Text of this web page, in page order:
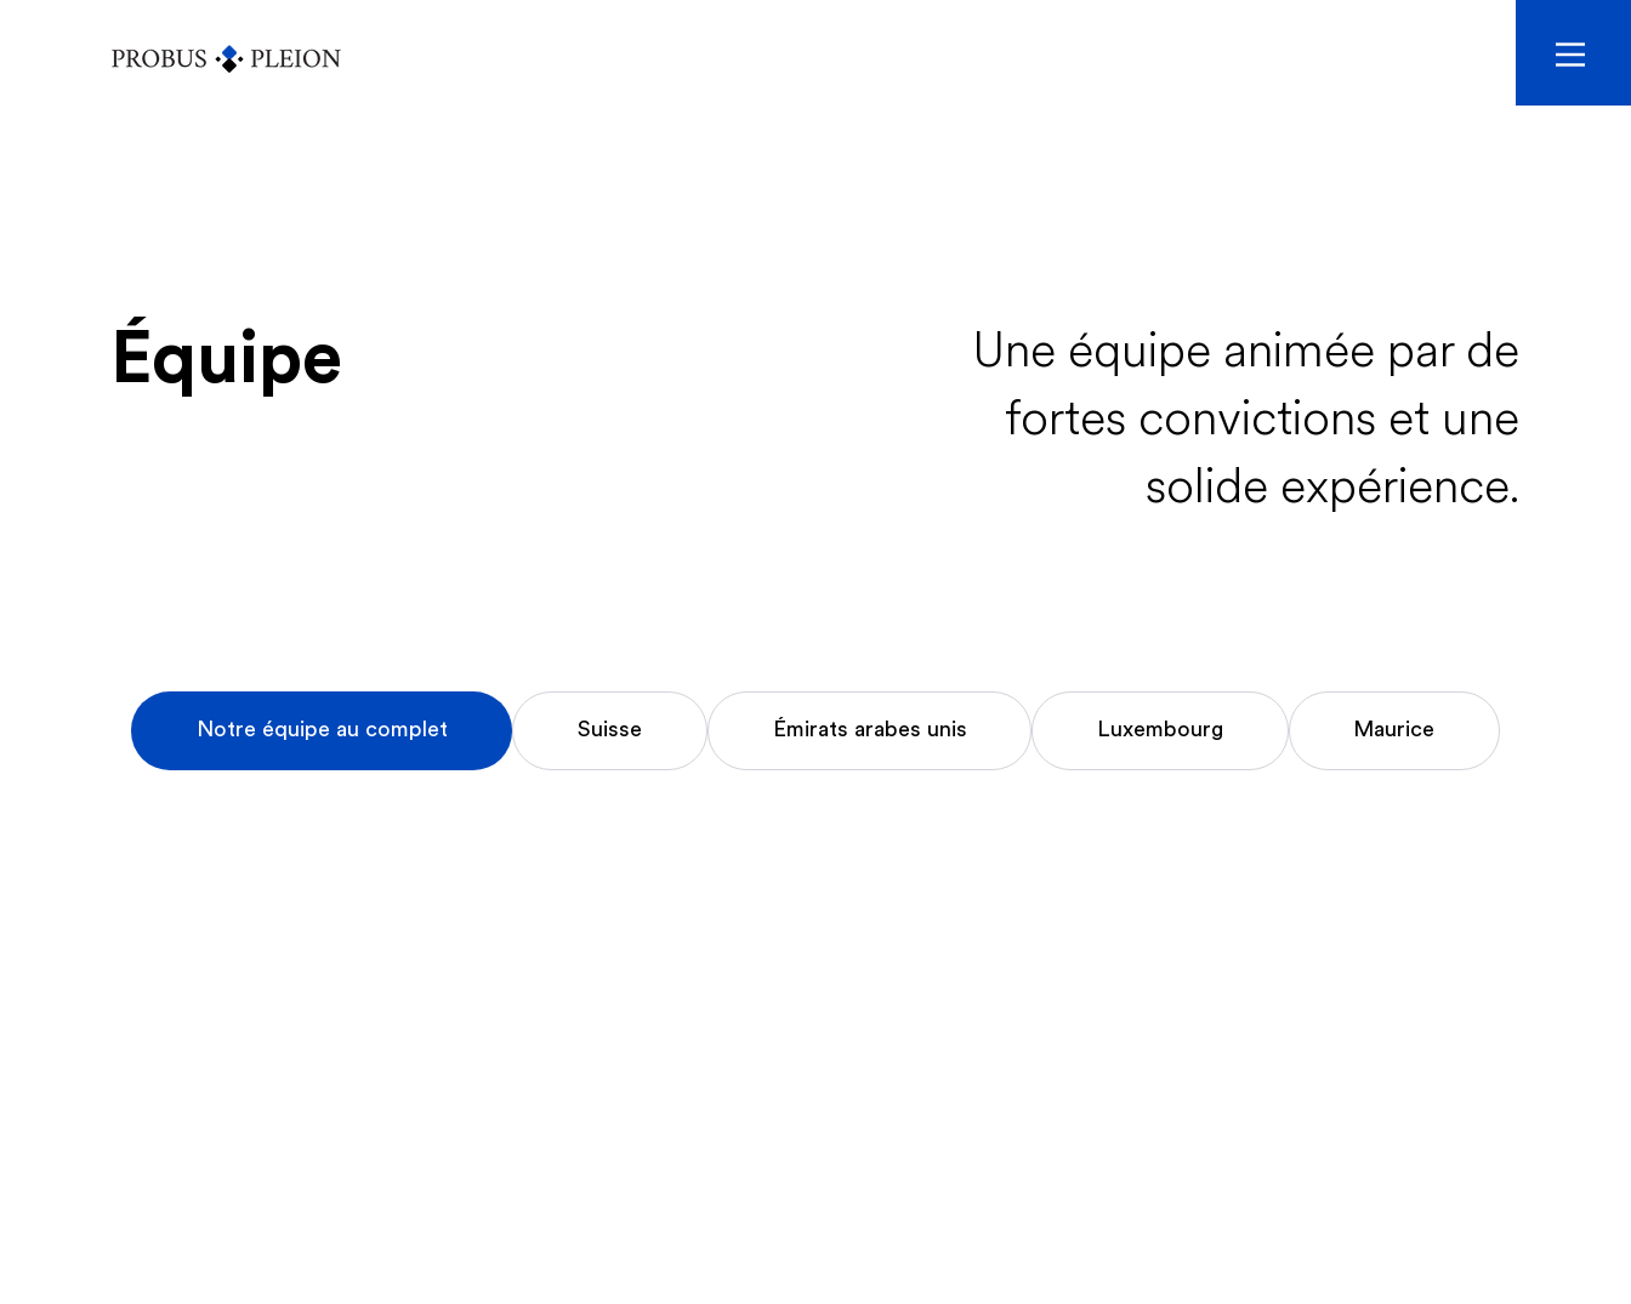
Équipe
Une équipe animée par de
fortes convictions et une
solide expérience.
Notre équipe au complet Suisse Émirats arabes unis Luxembourg Maurice